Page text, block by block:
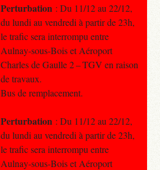
Perturbation : Du 11/12 au 22/12,
du lundi au vendredi à partir de 23h,
le trafic sera interrompu entre
Aulnay-sous-Bois et Aéroport
Charles de Gaulle 2 – TGV en raison
de travaux.
Bus de remplacement.
Perturbation : Du 11/12 au 22/12,
du lundi au vendredi à partir de 23h,
le trafic sera interrompu entre
Aulnay-sous-Bois et Aéroport